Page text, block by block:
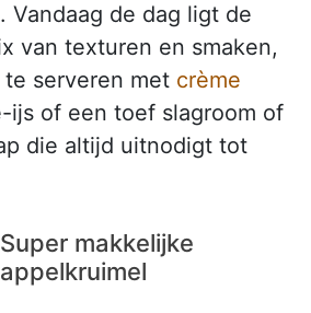
. Vandaag de dag ligt de
van texturen en smaken,
te serveren met crème
ijs of een toef slagroom of
die altijd uitnodigt tot
Super makkelijke
appelkruimel